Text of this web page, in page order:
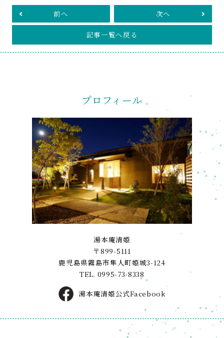
前へ 次へ
記事一覧へ戻る
プロフィール
湯本庵清姫
〒899-5111
鹿児島県霧島市隼人町姫城3-124
TEL. 0995-73-8338
湯本庵清姫公式Facebook